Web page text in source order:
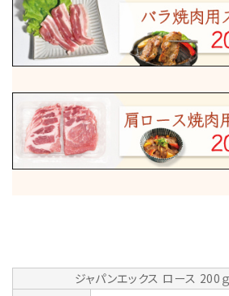
ジャパンエックス ロース 200